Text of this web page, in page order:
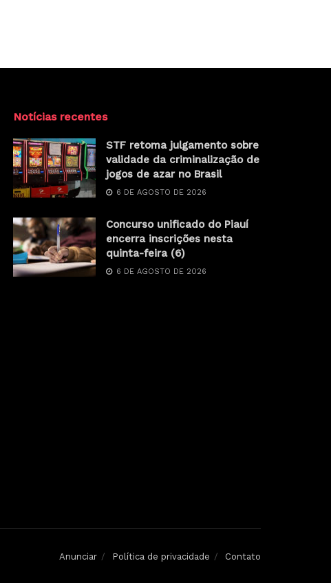
Notícias recentes
STF retoma julgamento sobre
validade da criminalização de
jogos de azar no Brasil
6 DE AGOSTO DE 2026
Concurso unificado do Piauí
encerra inscrições nesta
quinta-feira (6)
6 DE AGOSTO DE 2026
Anunciar Política de privacidade Contato